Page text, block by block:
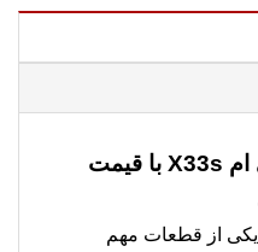
خرید رادیاتور کولر ام وی ام X33s با قیمت
رادیاتور کولر ام وی ام X33s یکی از قطعات مهم